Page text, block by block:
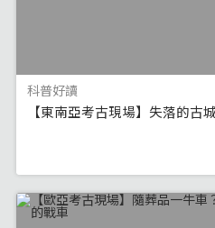
科普好讀
【東南亞考古現場】失落的古城